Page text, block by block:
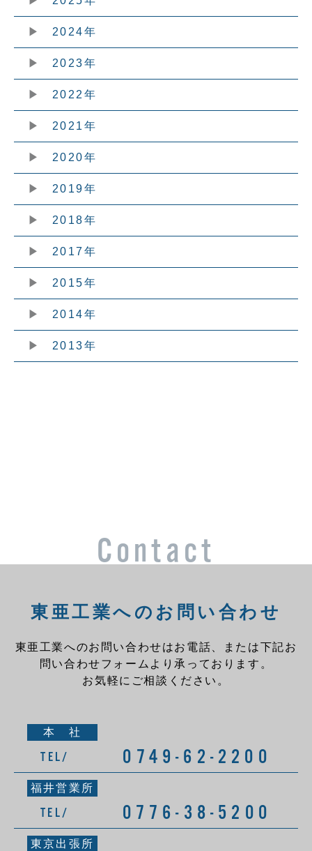
2024年
2023年
2022年
2021年
2020年
2019年
2018年
2017年
2015年
2014年
2013年
Contact
東亜工業へのお問い合わせ
東亜工業へのお問い合わせはお電話、または下記お
問い合わせフォームより承っております。
お気軽にご相談ください。
本 社
TEL/ 0749-62-2200
福井営業所
TEL/ 0776-38-5200
東京出張所